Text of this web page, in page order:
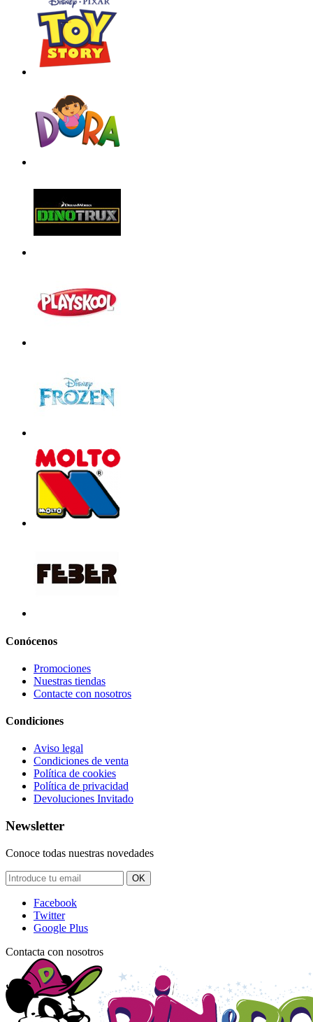
Conócenos
Promociones
Nuestras tiendas
Contacte con nosotros
Condiciones
Aviso legal
Condiciones de venta
Política de cookies
Política de privacidad
Devoluciones Invitado
Newsletter
Conoce todas nuestras novedades
OK
Facebook
Twitter
Google Plus
Contacta con nosotros